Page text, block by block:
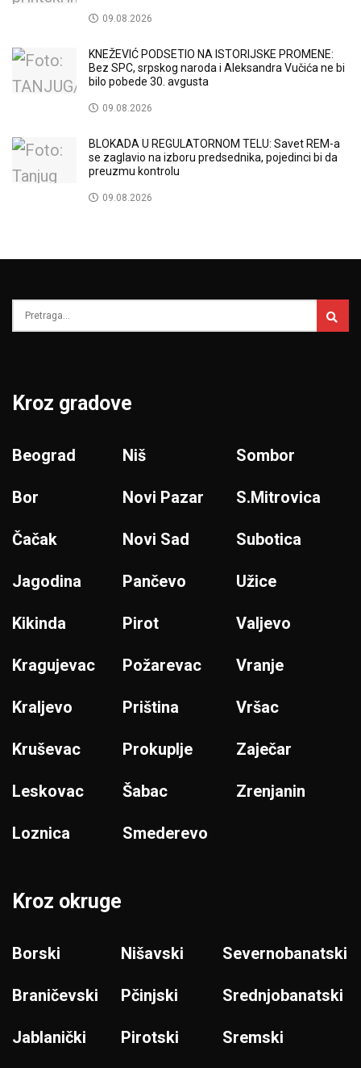
09.08.2026
KNEŽEVIĆ PODSETIO NA ISTORIJSKE PROMENE:
Bez SPC, srpskog naroda i Aleksandra Vučića ne bi
bilo pobede 30. avgusta
09.08.2026
BLOKADA U REGULATORNOM TELU: Savet REM-a
se zaglavio na izboru predsednika, pojedinci bi da
preuzmu kontrolu
09.08.2026
Kroz gradove
Beograd
Bor
Čačak
Jagodina
Kikinda
Kragujevac
Kraljevo
Kruševac
Leskovac
Loznica
Niš
Novi Pazar
Novi Sad
Pančevo
Pirot
Požarevac
Priština
Prokuplje
Šabac
Smederevo
Sombor
S.Mitrovica
Subotica
Užice
Valjevo
Vranje
Vršac
Zaječar
Zrenjanin
Kroz okruge
Borski
Braničevski
Jablanički
Nišavski
Pčinjski
Pirotski
Severnobanatski
Srednjobanatski
Sremski